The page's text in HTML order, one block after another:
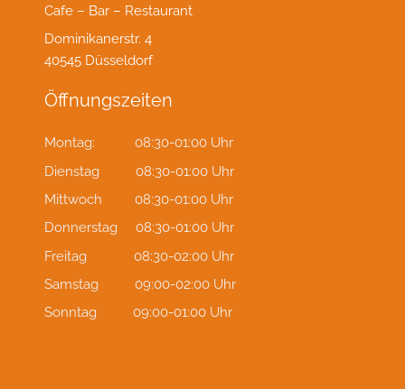
Cafe – Bar – Restaurant
Dominikanerstr. 4
40545 Düsseldorf
Öffnungszeiten
Montag: 08:30-01:00 Uhr
Dienstag 08:30-01:00 Uhr
Mittwoch 08:30-01:00 Uhr
Donnerstag 08:30-01:00 Uhr
Freitag 08:30-02:00 Uhr
Samstag 09:00-02:00 Uhr
Sonntag 09:00-01:00 Uhr